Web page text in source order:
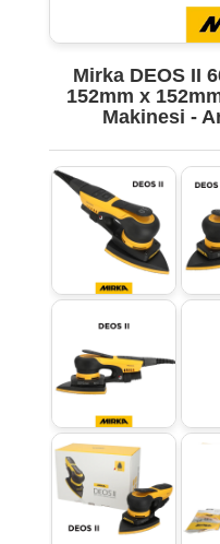
Mirka DEOS II
152mm x
Makinesi -